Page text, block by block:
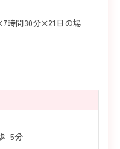
時間30分×21日の場
5分